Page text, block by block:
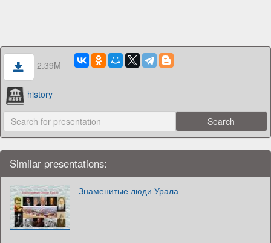
2.39M
history
Similar presentations:
Знаменитые люди Урала